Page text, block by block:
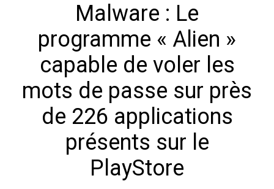
Malware : Le
programme « Alien »
capable de voler les
mots de passe sur près
de 226 applications
présents sur le
PlayStore